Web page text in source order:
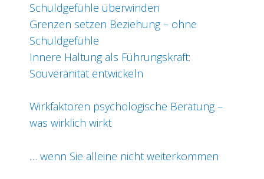
Schuldgefühle überwinden
Grenzen setzen Beziehung – ohne
Schuldgefühle
Innere Haltung als Führungskraft:
Souveränität entwickeln
Wirkfaktoren psychologische Beratung –
was wirklich wirkt
… wenn Sie alleine nicht weiterkommen